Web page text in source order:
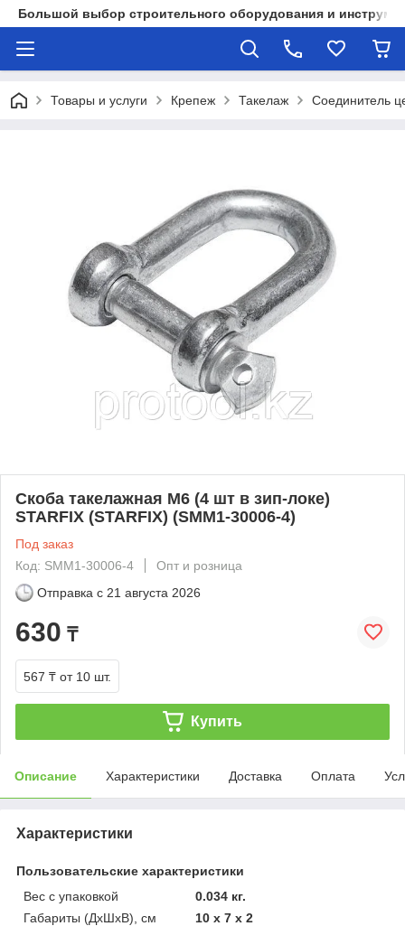
Большой выбор строительного оборудования и
Товары и услуги Крепеж Такелаж Соединитель
Скоба такелажная М6 (4 шт в зип-локе)
STARFIX (STARFIX) (SMM1-30006-4)
Под заказ
Код: SMM1-30006-4
Опт и розница
Отправка с 21 августа 2026
630 ₸
567 ₸ от 10 шт.
Купить
Описание Характеристики Доставка Оплата
Характеристики
Пользовательские характеристики
Вес с упаковкой
0.034 кг.
Габариты (ДхШхВ), см
10 x 7 x 2